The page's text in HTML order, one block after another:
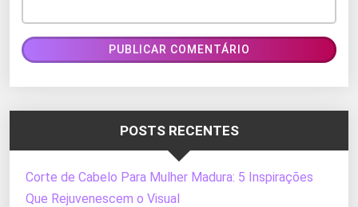
POSTS RECENTES
Corte de Cabelo Para Mulher Madura: 5 Inspirações
Que Rejuvenescem o Visual